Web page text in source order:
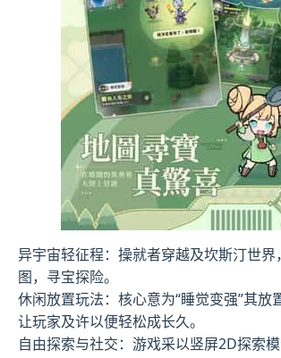
异宇宙轻征程：操就者穿越及坎斯汀世界
图，寻宝探险。
休闲放置玩法：核心意为“睡觉变强”其放
让玩家及许以便轻松成长久。
自由探索与社交：游戏采以竖屏2D探索